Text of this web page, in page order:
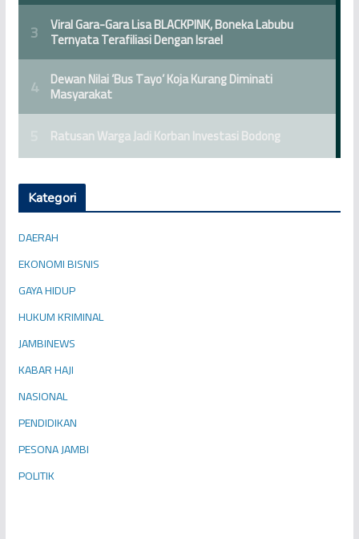
Kategori
DAERAH
EKONOMI BISNIS
GAYA HIDUP
HUKUM KRIMINAL
JAMBINEWS
KABAR HAJI
NASIONAL
PENDIDIKAN
PESONA JAMBI
POLITIK